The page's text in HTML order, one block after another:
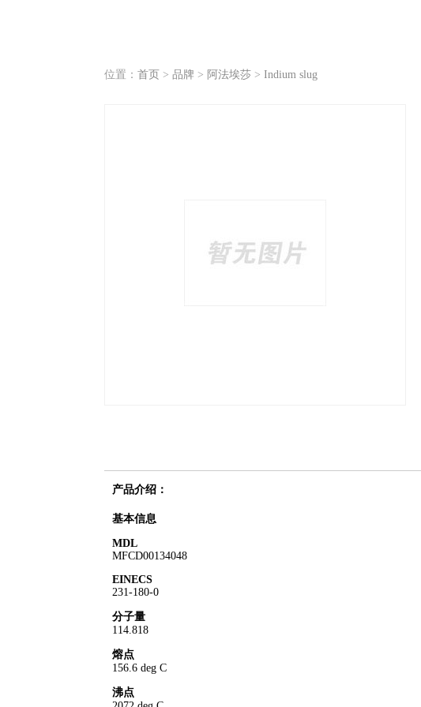
位置： 首页 > 品牌 > 阿法埃莎 > Indium slug
产品介绍：
基本信息
MDL
MFCD00134048
EINECS
231-180-0
分子量
114.818
熔点
156.6 deg C
沸点